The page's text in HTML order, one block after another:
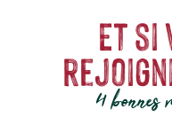
Et si
4